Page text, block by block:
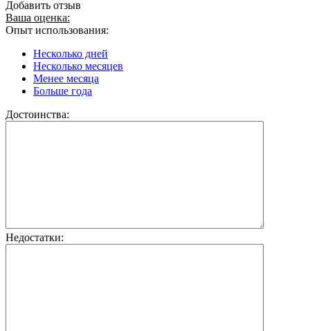
Добавить отзыв
Ваша оценка:
Опыт использования:
Несколько дней
Несколько месяцев
Менее месяца
Больше года
Достоинства:
Недостатки: